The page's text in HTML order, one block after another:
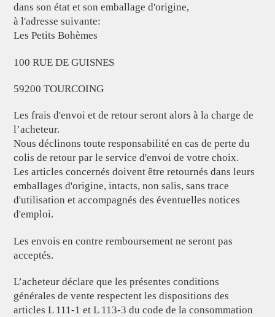
dans son état et son emballage d'origine,
à l'adresse suivante:
Les Petits Bohèmes
100 RUE DE GUISNES
59200 TOURCOING
Les frais d'envoi et de retour seront alors à la charge de
l’acheteur.
Nous déclinons toute responsabilité en cas de perte du
colis de retour par le service d'envoi de votre choix.
Les articles concernés doivent être retournés dans leurs
emballages d'origine, intacts, non salis, sans trace
d'utilisation et accompagnés des éventuelles notices
d'emploi.
Les envois en contre remboursement ne seront pas
acceptés.
L’acheteur déclare que les présentes conditions
générales de vente respectent les dispositions des
articles L 111-1 et L 113-3 du code de la consommation